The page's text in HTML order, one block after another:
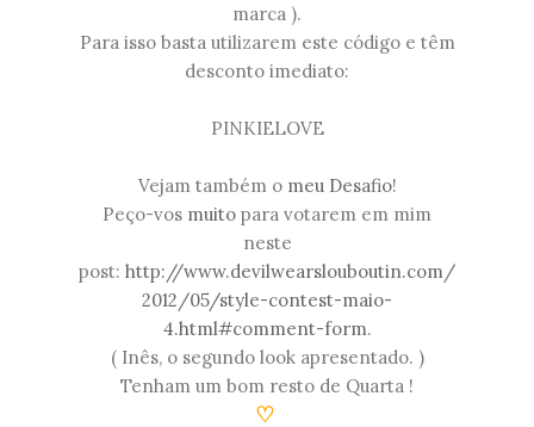
marca ).
Para isso basta utilizarem este código e têm
desconto imediato:
PINKIELOVE
Vejam também o meu Desafio!
Peço-vos muito para votarem em mim
neste
post: http://www.devilwearslouboutin.com/
2012/05/style-contest-maio-
4.html#comment-form.
( Inês, o segundo look apresentado. )
Tenham um bom resto de Quarta !
♡